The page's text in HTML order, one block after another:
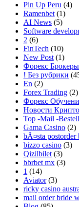
Pin Up Peru (4)
Ramenbet (1)
AI News (5)
Software
2 (6)
FinTech (10)
New Post (1)
Форекс Брокеры
! Без рубрики
En (2)
Forex Trading (2)
Форекс
Новости
Top -Mail -
Gama Casino (2)
bÃ¤sta postorder
bizzo casino (3)
Qizilbilet (3)
bbrbet mx (3)
1 (14)
Aviator(3)
ricky casino
mail order bride